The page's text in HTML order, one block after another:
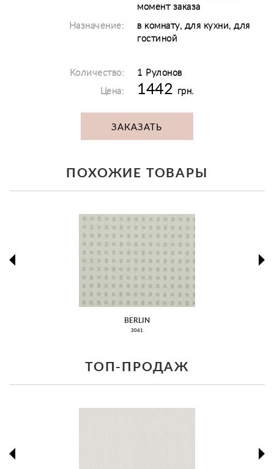
момент заказа
Назначение:
в комнату, для кухни, для
гостиной
Количество:
1 Рулонов
Цена:
1442 грн.
ЗАКАЗАТЬ
ПОХОЖИЕ ТОВАРЫ
BERLIN
3041
ТОП-ПРОДАЖ